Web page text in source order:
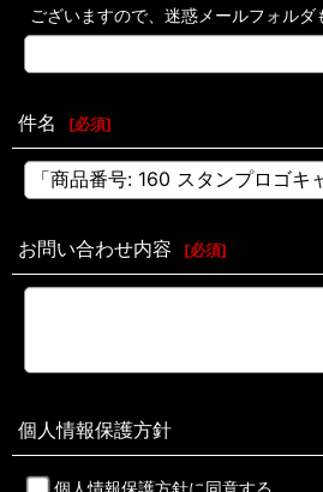
ございますので、迷惑メールフォルダ
件名 [必須]
お問い合わせ内容 [必須]
個人情報保護方針
個人情報保護方針に同意する